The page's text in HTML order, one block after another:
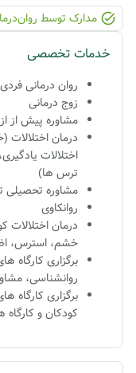
مدارک توسط
خدمات تخصصی
روان درمانی فردی
زوج درمانی
مشاوره پیش از
درمان
ترس ها)
مشاوره تحصیلی
روانکاوی
درمان اختلالات
خشم، استرس،
برگزاری کارگاه
روانشناسی،
برگزاری کارگاه
کودکان و کارگاه